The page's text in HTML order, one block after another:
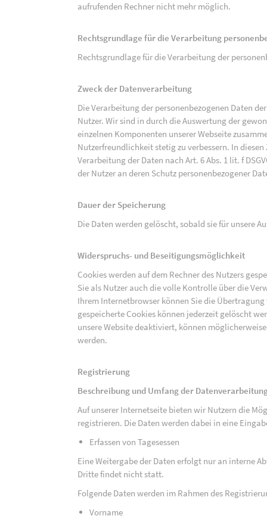
aufrufenden Rechner nicht mehr möglich.
Rechtsgrundlage für die Verarbeitung
Rechtsgrundlage für die Verarbeitung der
Zweck der Datenverarbeitung
Die Verarbeitung der personenbezogenen Daten
Nutzer. Wir sind in durch die Auswertung der
einzelnen Komponenten unserer Webseite
Nutzerfreundlichkeit stetig zu verbessern. In
Verarbeitung der Daten nach Art. 6 Abs. 1 lit. f
der Nutzer an deren Schutz personenbezogener
Dauer der Speicherung
Die Daten werden gelöscht, sobald sie für unsere
Widerspruchs- und Beseitigungsmöglichkeit
Cookies werden auf dem Rechner des Nutzers
Sie als Nutzer auch die volle Kontrolle über die
Ihrem Internetbrowser können Sie die
gespeicherte Cookies können jederzeit gelöscht
unsere Website deaktiviert, können
werden.
Registrierung
Beschreibung und Umfang der
Auf unserer Internetseite bieten wir Nutzern die
registrieren. Die Daten werden dabei in eine
Erfassen von Tagesessen
Eine Weitergabe der Daten erfolgt nur an interne
Dritte findet nicht statt.
Folgende Daten werden im Rahmen des
Vorname